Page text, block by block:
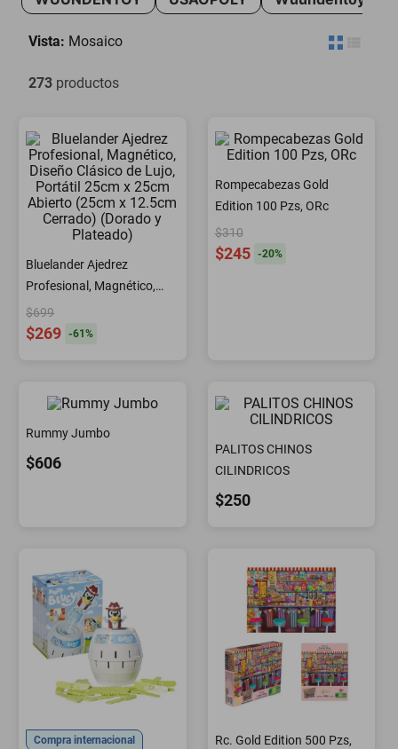
Vista: Mosaico
273 productos
Bluelander Ajedrez
Profesional, Magnético,
Diseño Clásico de Lujo,
Portátil 25cm x 25cm
$699
$269 -61%
Rompecabezas Gold
Edition 100 Pzs, ORc
$310
$245 -20%
Rummy Jumbo
$606
PALITOS CHINOS
CILINDRICOS
$250
Compra internacional
Rc. Gold Edition 500 Pzs,